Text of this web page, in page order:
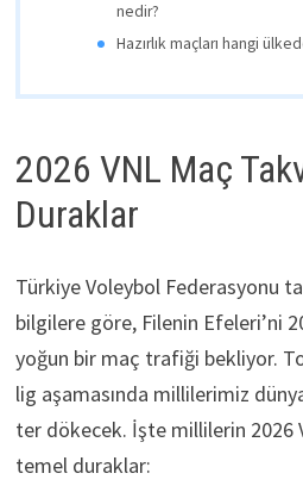
nedir?
Hazırlık maçları hangi
2026 VNL Maç
Duraklar
Türkiye Voleybol Federasyonu
bilgilere göre, Filenin Efeleri’ni
yoğun bir maç trafiği bekliyor.
lig aşamasında millilerimiz
ter dökecek. İşte millilerin 2026
temel duraklar: